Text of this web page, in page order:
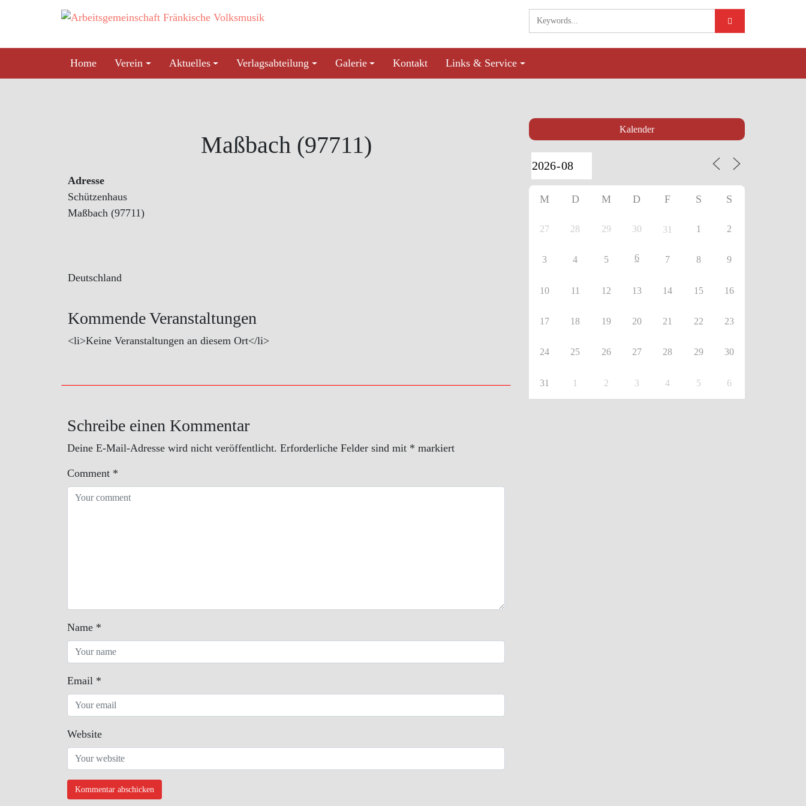
Home
Verein Aktuelles Verlagsabteilung Galerie Kontakt Links & Service
Maßbach (97711)
Adresse
Schützenhaus
Maßbach (97711)
Deutschland
Kommende Veranstaltungen
<li>Keine Veranstaltungen an diesem Ort</li>
Schreibe einen Kommentar
Deine E-Mail-Adresse wird nicht veröffentlicht. Erforderliche Felder sind mit * markiert
Comment *
Name *
Email *
Website
Kalender
M D M D F S S
27 28 29 30 31 1 2
3 4 5 6 7 8 9
10 11 12 13 14 15 16
17 18 19 20 21 22 23
24 25 26 27 28 29 30
31 1 2 3 4 5 6